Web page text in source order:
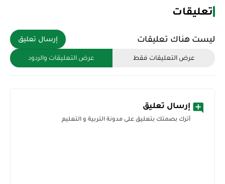
تعليقات
ليست هناك تعليقات إرسال تعليق
عرض التعليقات فقط عرض التعليقات والردود
إرسال تعليق
أترك بصمتك بتعليق على مدونة التربية و التعليم